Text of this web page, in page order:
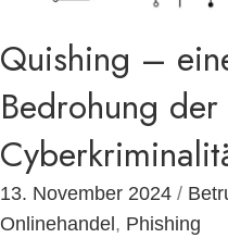
Quishing –
Bedrohung der
13. November 2024 /
Onlinehandel, Phishing